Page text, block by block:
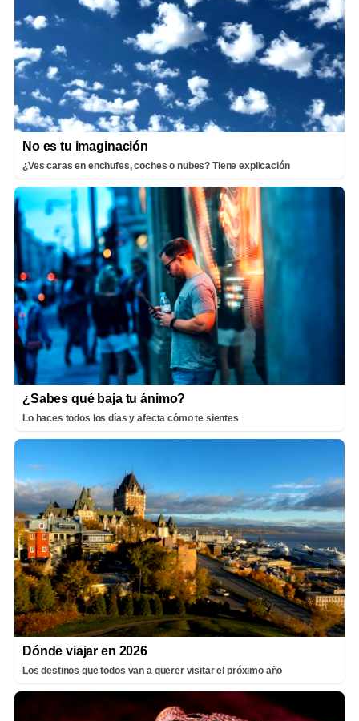
No es tu imaginación
¿Ves caras en enchufes, coches o nubes? Tiene explicación
¿Sabes qué baja tu ánimo?
Lo haces todos los días y afecta cómo te sientes
Dónde viajar en 2026
Los destinos que todos van a querer visitar el próximo año